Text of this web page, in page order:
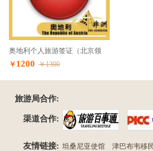
奥地利个人旅游签证（北京领
区）
￥ 1200 ￥1300
旅游局合作:
渠道合作:
友情链接: 坦桑尼亚使馆 津巴布韦移